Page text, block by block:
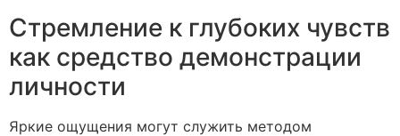
Стремление к глубоких чувств
как средство демонстрации
личности
Яркие ощущения могут служить методом